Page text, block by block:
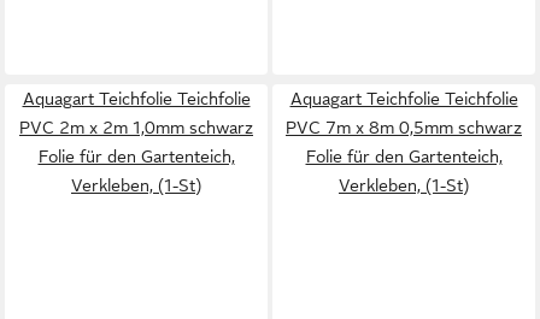
Aquagart Teichfolie Teichfolie
PVC 2m x 2m 1,0mm schwarz
Folie für den Gartenteich,
Verkleben, (1-St)
Aquagart Teichfolie Teichfolie
PVC 7m x 8m 0,5mm schwarz
Folie für den Gartenteich,
Verkleben, (1-St)